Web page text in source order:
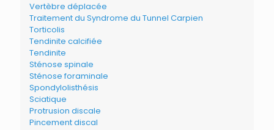
Vertèbre déplacée
Traitement du Syndrome du Tunnel Carpien
Torticolis
Tendinite calcifiée
Tendinite
Sténose spinale
Sténose foraminale
Spondylolisthésis
Sciatique
Protrusion discale
Pincement discal